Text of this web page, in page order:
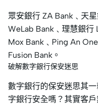
眾安銀行 ZA Bank﹑天
WeLab Bank﹑理慧銀行
Mox Bank﹑Ping An
Fusion Bank。
破解數字銀行保安迷思
數字銀行的保安迷思其
字銀行安全嗎？其實客